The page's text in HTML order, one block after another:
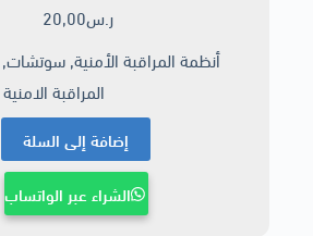
20,00ر.س
أنظمة المراقبة الأمنية,سوتشات,
المراقبة الامنية
إضافة إلى السلة
الشراء عبر الواتساب